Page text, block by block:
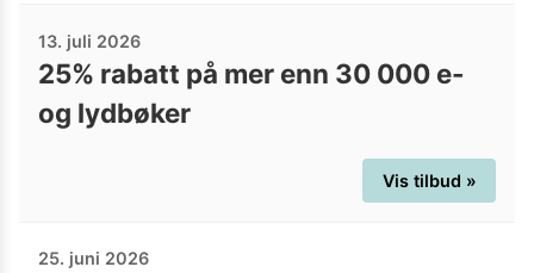
13. juli 2026
25% rabatt på mer enn 30 000 e-
og lydbøker
Vis tilbud »
25. juni 2026